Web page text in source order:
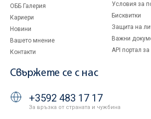
ОББ Галерия
Кариери
Новини
Вашето мнение
Контакти
Условия за
Бисквитки
Защита на
Важни
API портал
Свържете се с нас
+3592 483 17 17
За връзка от страната и чужбина